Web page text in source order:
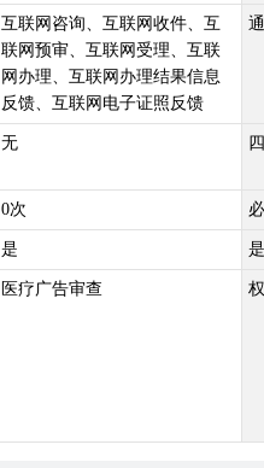
互联网咨询、互联网收件、互
联网预审、互联网受理、互联
网办理、互联网办理结果信息
反馈、互联网电子证照反馈
无
0次
是
医疗广告审查